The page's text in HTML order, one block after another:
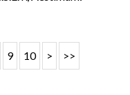
9 10 > >>